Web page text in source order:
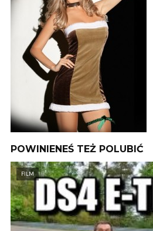
POWINIENEŚ TEŻ POLUBIĆ
FILM